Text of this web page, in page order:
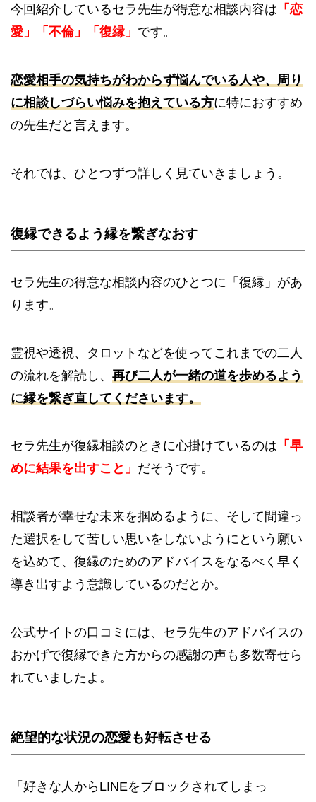
今回紹介しているセラ先生が得意な相談内容は 「恋
愛」「不倫」「復縁」 です。
恋愛相手の気持ちがわからず悩んでいる人や、周り
に相談しづらい悩みを抱えている方に特におすすめ
の先生だと言えます。
それでは、ひとつずつ詳しく見ていきましょう。
復縁できるよう縁を繋ぎなおす
セラ先生の得意な相談内容のひとつに「復縁」があ
ります。
霊視や透視、タロットなどを使ってこれまでの二人
の流れを解読し、 再び二人が一緒の道を歩めるよう
に縁を繋ぎ直してくださいます。
セラ先生が復縁相談のときに心掛けているのは 「早
めに結果を出すこと」 だそうです。
相談者が幸せな未来を掴めるように、そして間違っ
た選択をして苦しい思いをしないようにという願い
を込めて、復縁のためのアドバイスをなるべく早く
導き出すよう意識しているのだとか。
公式サイトの口コミには、セラ先生のアドバイスの
おかげで復縁できた方からの感謝の声も多数寄せら
れていましたよ。
絶望的な状況の恋愛も好転させる
「好きな人からLINEをブロックされてしまっ